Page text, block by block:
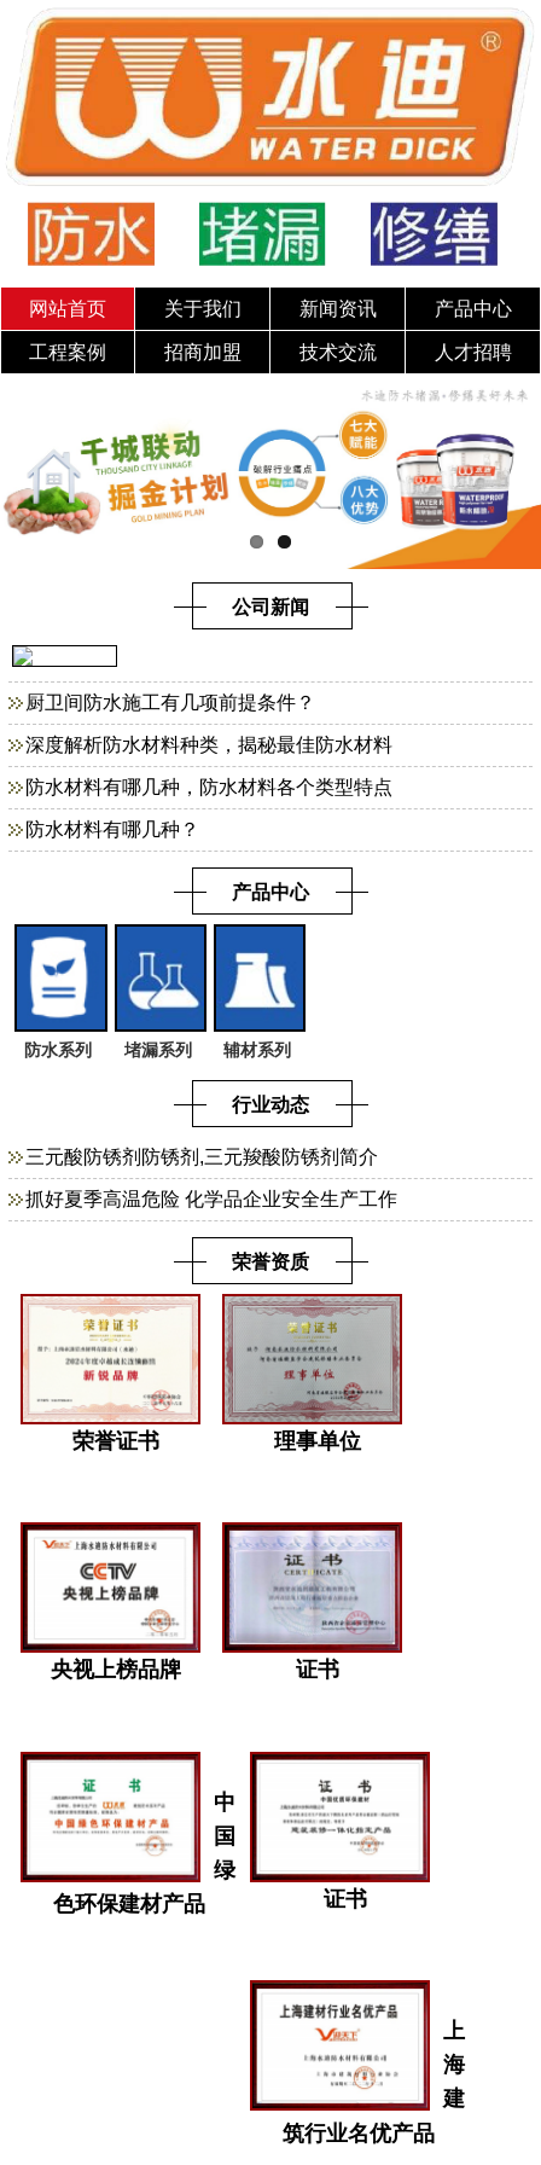
网站首页 关于我们 新闻资讯 产品中心
工程案例 招商加盟 技术交流 人才招聘
公司新闻
厨卫间防水施工有几项前提条件？
深度解析防水材料种类，揭秘最佳防水材料
防水材料有哪几种，防水材料各个类型特点
防水材料有哪几种？
产品中心
防水系列 堵漏系列 辅材系列
行业动态
三元酸防锈剂防锈剂,三元羧酸防锈剂简介
抓好夏季高温危险 化学品企业安全生产工作
荣誉资质
荣誉证书 理事单位
央视上榜品牌 证书
中
国
绿
色环保建材产品
证书
上
海
建
筑行业名优产品